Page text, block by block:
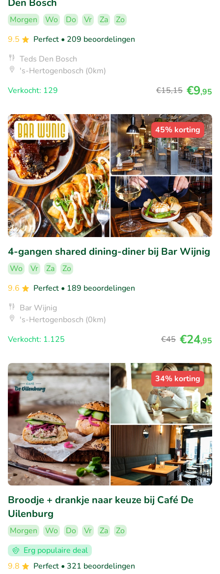
Den Bosch
Morgen Wo Do Vr Za
Zo
9.5
Perfect • 209 beoordelingen
Teds Den Bosch
's-Hertogenbosch (0km)
Verkocht: 129
€15,15 €9,95
45% korting
4-gangen shared dining-diner bij Bar Wijnig
Wo Vr Za
Zo
9.6
Perfect • 189 beoordelingen
Bar Wijnig
's-Hertogenbosch (0km)
Verkocht: 1.125
€45 €24,95
34% korting
Broodje + drankje naar keuze bij Café De
Uilenburg
Morgen Wo Do Vr Za
Zo
Erg populaire deal
9.8
Perfect • 321 beoordelingen